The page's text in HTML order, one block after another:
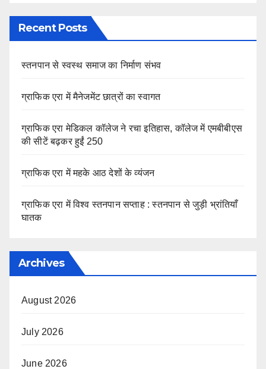
Recent Posts
स्तनपान से स्वस्थ समाज का निर्माण संभव
ग्राफिक एरा में मैनेजमेंट छात्रों का स्वागत
ग्राफिक एरा मेडिकल कॉलेज ने रचा इतिहास, कॉलेज में एमबीबीएस
की सीटें बढ़कर हुईं 250
ग्राफिक एरा में महके आठ देशों के व्यंजन
ग्राफिक एरा में विश्व स्तनपान सप्ताह : स्तनपान से जुड़ी भ्रांतियाँ
घातक
Archives
August 2026
July 2026
June 2026